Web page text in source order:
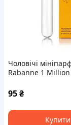
Чоловічі
Rabanne 1
95₴
Купити